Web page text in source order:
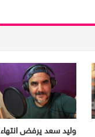
وليد سعد يرفض انتهاء